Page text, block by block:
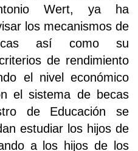
Wert, ya ha
los mecanismos de
así como su
de rendimiento
el nivel económico
el sistema de becas
de Educación se
estudiar los hijos de
a los hijos de los